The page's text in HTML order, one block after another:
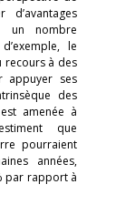
un nombre
le
recours à des
appuyer ses
des
amenée à
que
pourraient
années,
par rapport à